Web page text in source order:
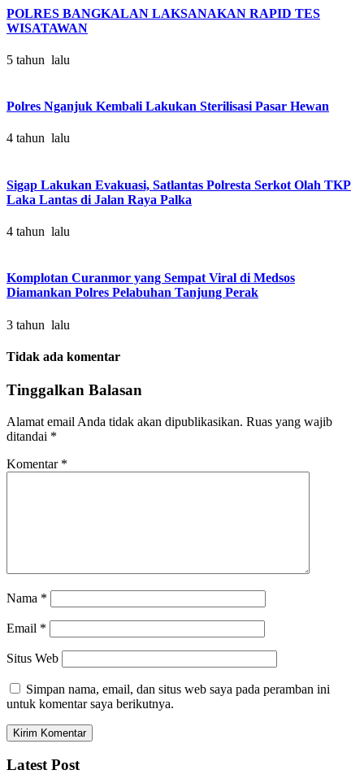
POLRES BANGKALAN LAKSANAKAN RAPID TES
WISATAWAN
5 tahun lalu
Polres Nganjuk Kembali Lakukan Sterilisasi Pasar Hewan
4 tahun lalu
Sigap Lakukan Evakuasi, Satlantas Polresta Serkot Olah TKP
Laka Lantas di Jalan Raya Palka
4 tahun lalu
Komplotan Curanmor yang Sempat Viral di Medsos
Diamankan Polres Pelabuhan Tanjung Perak
3 tahun lalu
Tidak ada komentar
Tinggalkan Balasan
Alamat email Anda tidak akan dipublikasikan. Ruas yang wajib
ditandai *
Komentar *
Nama *
Email *
Situs Web
Simpan nama, email, dan situs web saya pada peramban ini
untuk komentar saya berikutnya.
Latest Post